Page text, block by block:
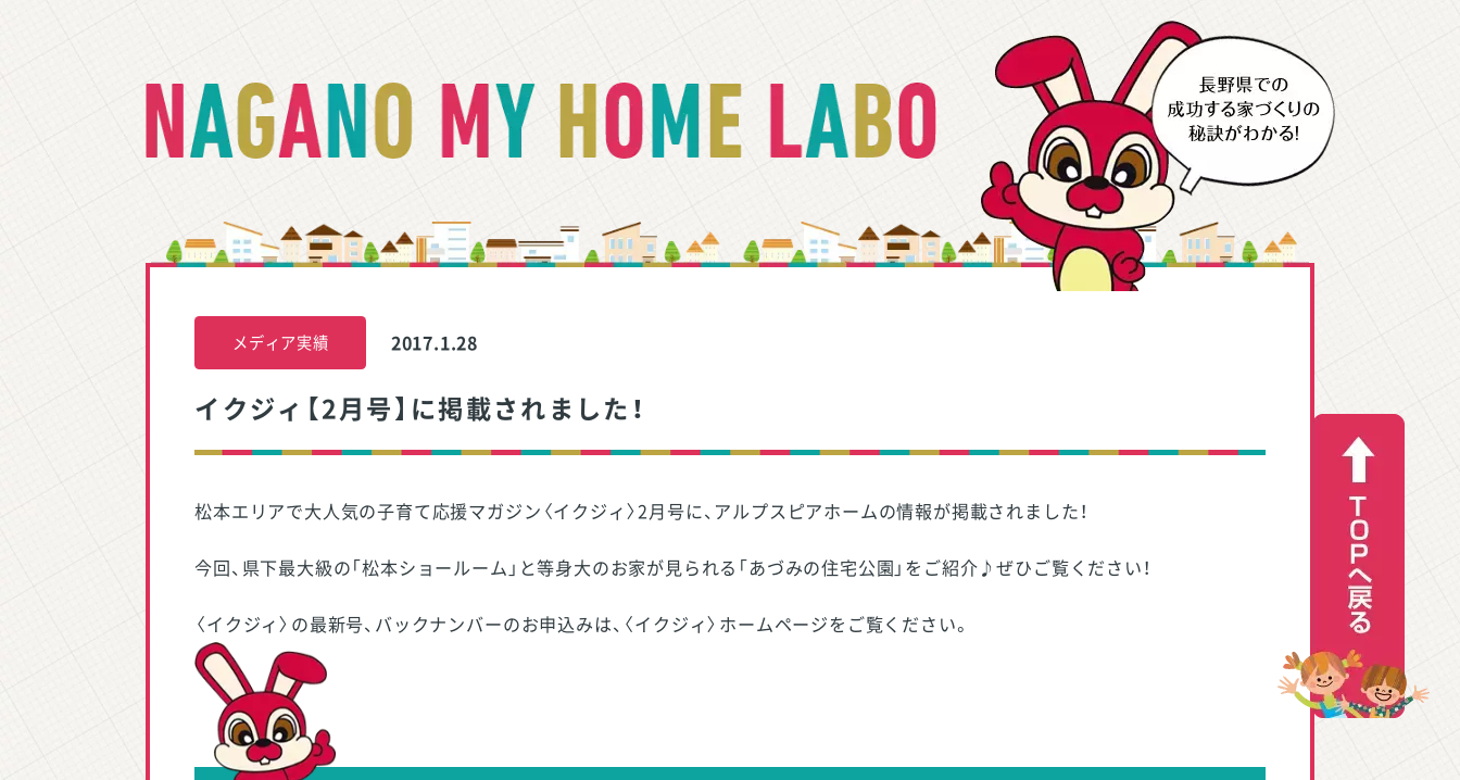
メディア実績 2017.1.28
イクジィ【2月号】に掲載されました！
松本エリアで大人気の子育て応援マガジン〈イクジィ〉2月号に、アルプスピアホームの情報が掲載されました！
今回、県下最大級の「松本ショールーム」と等身大のお家が見られる「あづみの住宅公園」をご紹介♪ぜひご覧ください！
〈イクジィ〉の最新号、バックナンバーのお申込みは、〈イクジィ〉ホームページをご覧ください。